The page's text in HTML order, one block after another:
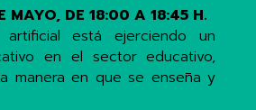
MAYO, DE 18:00 A 18:45 H.
artificial está ejerciendo un
en el sector educativo,
manera en que se enseña y